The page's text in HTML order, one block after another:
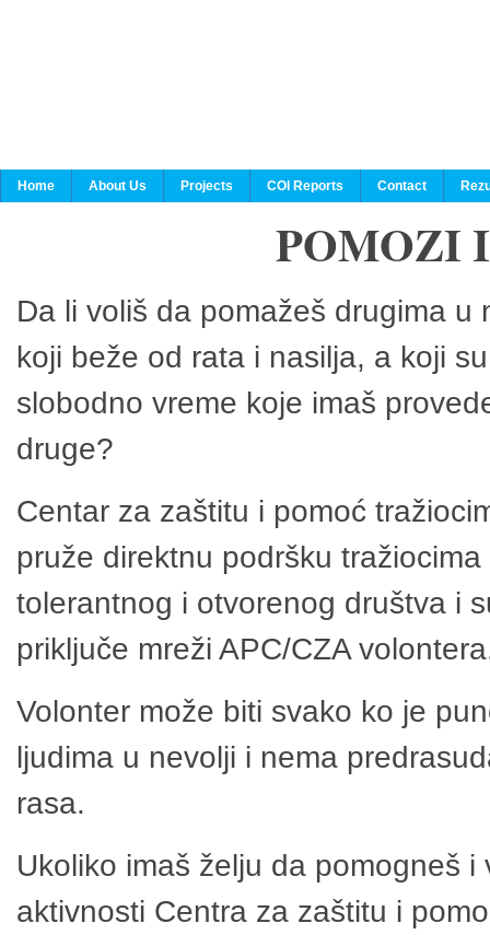
Home About Us Projects COI Reports Contact
POMOZI
Da li voliš da pomažeš drugima
koji beže od rata i nasilja, a koji
slobodno vreme koje imaš
druge?
Centar za zaštitu i pomoć
pruže direktnu podršku
tolerantnog i otvorenog društva i
priključe mreži APC/CZA
Volonter može biti svako ko je
ljudima u nevolji i nema
rasa.
Ukoliko imaš želju da pomogneš
aktivnosti Centra za zaštitu i